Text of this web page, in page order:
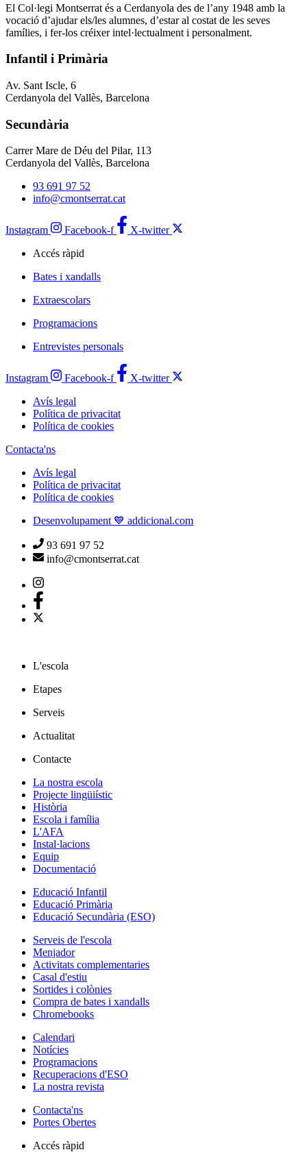
El Col·legi Montserrat és a Cerdanyola des de l’any 1948 amb la
vocació d’ajudar els/les alumnes, d’estar al costat de les seves
famílies, i fer-los créixer intel·lectualment i personalment.
Infantil i Primària
Av. Sant Iscle, 6
Cerdanyola del Vallès, Barcelona
Secundària
Carrer Mare de Déu del Pilar, 113
Cerdanyola del Vallès, Barcelona
93 691 97 52
info@cmontserrat.cat
Instagram Facebook-f
X-twitter
Accés ràpid
Bates i xandalls
Extraescolars
Programacions
Entrevistes personals
Instagram Facebook-f
X-twitter
Avís legal
Política de privacitat
Política de cookies
Contacta'ns
Avís legal
Política de privacitat
Política de cookies
Desenvolupament 💙 addicional.com
93 691 97 52
info@cmontserrat.cat
L'escola
Etapes
Serveis
Actualitat
Contacte
La nostra escola
Projecte lingüiístic
Història
Escola i família
L'AFA
Instal·lacions
Equip
Documentació
Educació Infantil
Educació Primària
Educació Secundària (ESO)
Serveis de l'escola
Menjador
Activitats complementaries
Casal d'estiu
Sortides i colònies
Compra de bates i xandalls
Chromebooks
Calendari
Notícies
Programacions
Recuperacions d'ESO
La nostra revista
Contacta'ns
Portes Obertes
Accés ràpid